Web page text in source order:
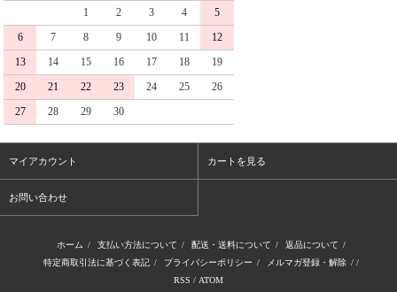
1
2 3 4
5
6
7 8 9 10 11
12
13
14 15 16 17 18
19
20
21 22 23 24 25
26
27
28 29 30
マイアカウント カートを見る
お問い合わせ
ホーム / 支払い方法について / 配送・送料について / 返品について /
特定商取引法に基づく表記 / プライバシーポリシー / メルマガ登録・解除 / /
RSS / ATOM